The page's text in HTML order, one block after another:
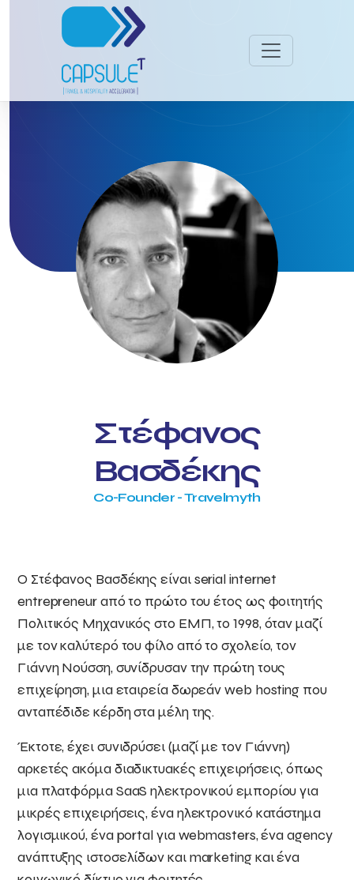
Στέφανος
Βασδέκης
Co-Founder - Travelmyth
Ο Στέφανος Βασδέκης είναι serial internet
entrepreneur από το πρώτο του έτος ως φοιτητής
Πολιτικός Μηχανικός στο ΕΜΠ, το 1998, όταν μαζί
με τον καλύτερό του φίλο από το σχολείο, τον
Γιάννη Νούσση, συνίδρυσαν την πρώτη τους
επιχείρηση, μια εταιρεία δωρεάν web hosting που
ανταπέδιδε κέρδη στα μέλη της.
Έκτοτε, έχει συνιδρύσει (μαζί με τον Γιάννη)
αρκετές ακόμα διαδικτυακές επιχειρήσεις, όπως
μια πλατφόρμα SaaS ηλεκτρονικού εμπορίου για
μικρές επιχειρήσεις, ένα ηλεκτρονικό κατάστημα
λογισμικού, ένα portal για webmasters, ένα agency
ανάπτυξης ιστοσελίδων και marketing και ένα